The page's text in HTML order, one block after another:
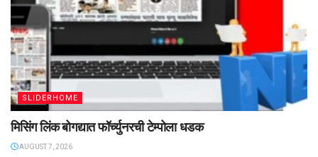
SLIDERHOME
मिसिंग लिंक बोगद्यात फॉर्च्युनरची टेम्पोला धडक
AUGUST 7, 2026